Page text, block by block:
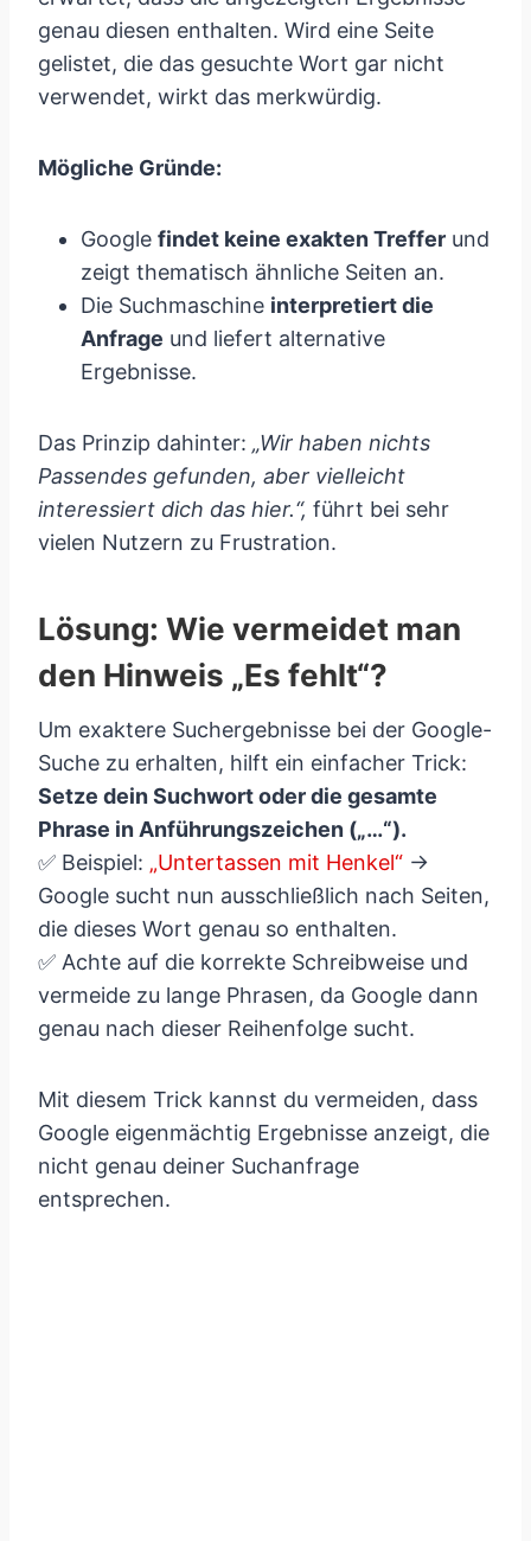
genau diesen enthalten. Wird eine Seite
gelistet, die das gesuchte Wort gar nicht
verwendet, wirkt das merkwürdig.
Mögliche Gründe:
Google findet keine exakten Treffer und
zeigt thematisch ähnliche Seiten an.
Die Suchmaschine interpretiert die
Anfrage und liefert alternative
Ergebnisse.
Das Prinzip dahinter: „Wir haben nichts
Passendes gefunden, aber vielleicht
interessiert dich das hier.“, führt bei sehr
vielen Nutzern zu Frustration.
Lösung: Wie vermeidet man
den Hinweis „Es fehlt“?
Um exaktere Suchergebnisse bei der Google-
Suche zu erhalten, hilft ein einfacher Trick:
Setze dein Suchwort oder die gesamte
Phrase in Anführungszeichen („…“).
✅ Beispiel: „Untertassen mit Henkel“ →
Google sucht nun ausschließlich nach Seiten,
die dieses Wort genau so enthalten.
✅ Achte auf die korrekte Schreibweise und
vermeide zu lange Phrasen, da Google dann
genau nach dieser Reihenfolge sucht.
Mit diesem Trick kannst du vermeiden, dass
Google eigenmächtig Ergebnisse anzeigt, die
nicht genau deiner Suchanfrage
entsprechen.